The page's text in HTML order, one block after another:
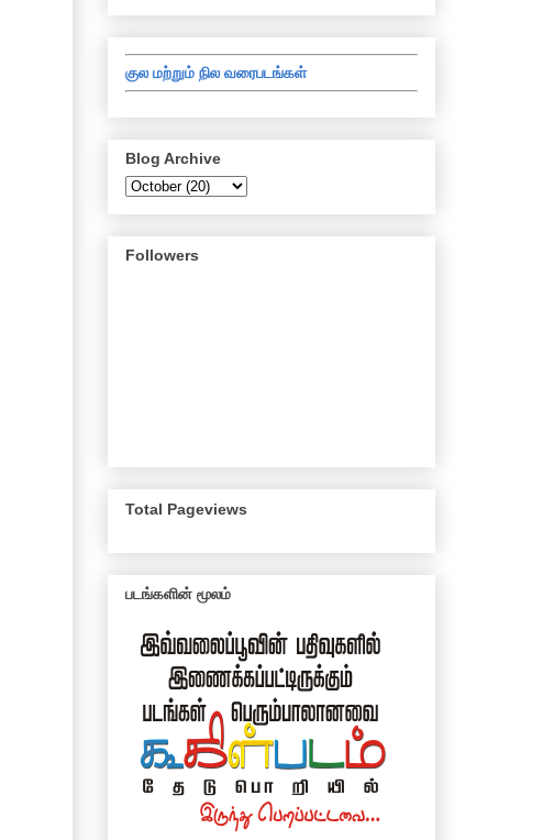
குல மற்றும் நில வரைபடங்கள்
Blog Archive
Followers
Total Pageviews
படங்களின் மூலம்